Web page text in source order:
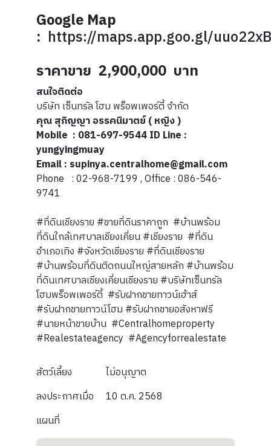
Google Map
: https://maps.app.goo.gl/
ราคาขาย 2,900,000 บาท
สนใจติดต่อ
บริษัท เซ็นทรัล โฮม พร็อพเพอร์ตี้ จำกัด
คุณ สุภิญญา อรรคนิมาตย์ ( หญิง )
Mobile : 081-697-9544 ID Line :
yungyingmuay
Email : supinya.centralhome@gmail.com
Phone : 02-968-7199 , Office : 086-546-
9741
#ที่ดินเชียงราย #ขายที่ดินราคาถูก #บ้านพร้อม
ที่ดินใกล้เทศบาลเชียงเคี่ยน #เชียงราย #ที่ดิน
อำเภอเทิง #จังหวัดเชียงราย #ที่ดินเชียงราย
#บ้านพร้อมที่ดินติดถนนใหญ่สายหลัก #บ้านพร้อม
ที่ดินเทศบาลเชียงเคี่ยนเชียงราย #บริษัทเซ็นทรัล
โฮมพร็อพเพอร์ตี้ #รับฝากขายทาวน์เฮ้าส์
#รับฝากขายทาวน์โฮม #รับฝากขายอสังหาฟรี
#นายหน้าขายบ้าน #Centralhomeproperty
#Realestateagency #Agencyforrealestate
สัตว์เลี้ยง
ไม่อนุญาต
ลงประกาศเมื่อ
10 ต.ค. 2568
แผนที่